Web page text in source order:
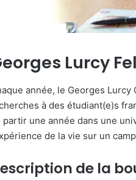
Lurcy
année, le Georges
à des étudiant(e)s
partir une année dans une
de la vie sur un
de la